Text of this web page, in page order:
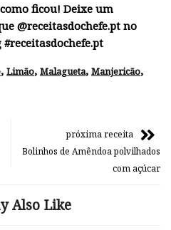
ficou! Deixe um
@receitasdochefe.pt no
, Limão, Malagueta, Manjericão,
próxima receita
Bolinhos de Amêndoa polvilhados
com açúcar
Also Like